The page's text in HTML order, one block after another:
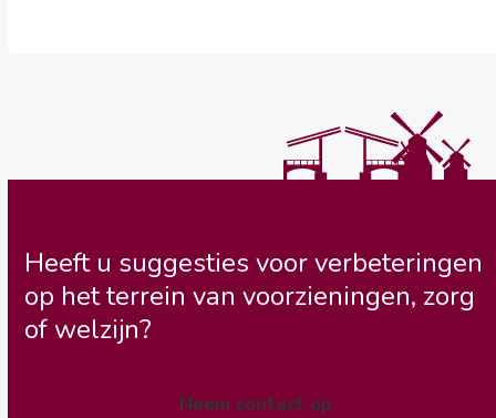
Heeft u suggesties voor verbeteringen
op het terrein van voorzieningen, zorg
of welzijn?
Neem contact op